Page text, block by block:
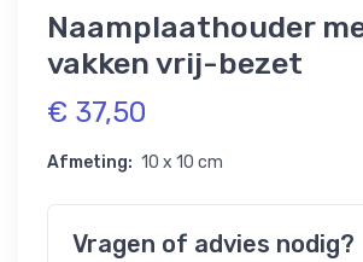
Naamplaathouder
vakken vrij-bezet
€ 37,50
Afmeting: 10 x 10 cm
Vragen of advies nodig?